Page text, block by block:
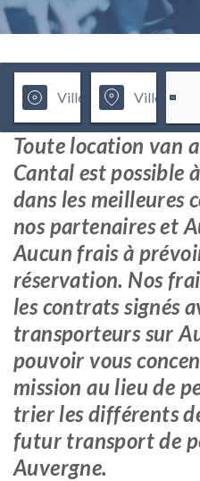
Toute location van
Cantal est possible
dans les meilleures
nos partenaires et
Aucun frais à
réservation. Nos
les contrats signés
transporteurs sur
pouvoir vous
mission au lieu de
trier les différents
futur transport de
Auvergne.